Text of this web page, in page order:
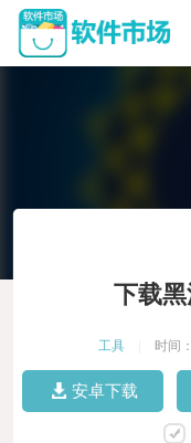
下载
工具 时间
安卓下载